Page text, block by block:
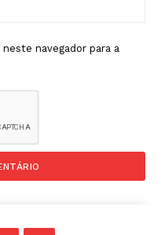
navegador para a